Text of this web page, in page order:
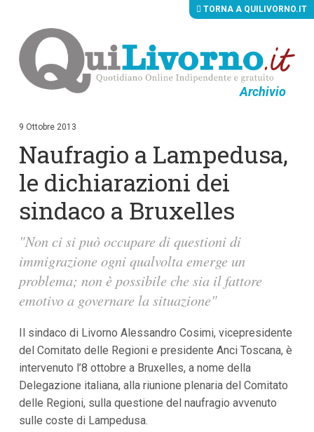
Archivio
i
i
t
e
n
t
p
r
i
n
p
a
l
i
V
a
i
a
TORNA A QUILIVORNO.IT
9 Ottobre 2013
Naufragio a Lampedusa,
le dichiarazioni dei
sindaco a Bruxelles
"Non ci si può occupare di questioni di
immigrazione ogni qualvolta emerge un
problema; non è possibile che sia il fattore
emotivo a governare la situazione"
Il sindaco di Livorno Alessandro Cosimi, vicepresidente
del Comitato delle Regioni e presidente Anci Toscana, è
intervenuto l’8 ottobre a Bruxelles, a nome della
Delegazione italiana, alla riunione plenaria del Comitato
delle Regioni, sulla questione del naufragio avvenuto
sulle coste di Lampedusa.